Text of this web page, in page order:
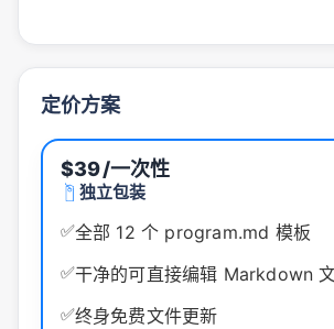
定价方案
$39/一次性
独立包装
✅全部 12 个 program.md 模板
✅干净的可直接编辑 Markdown
✅终身免费文件更新